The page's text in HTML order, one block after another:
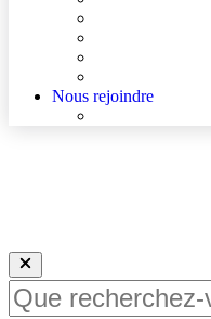
Nous rejoindre